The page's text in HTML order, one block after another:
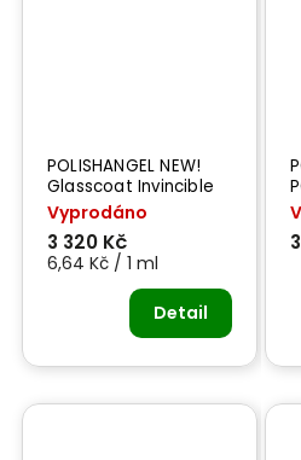
POLISHANGEL NEW!
Glasscoat Invincible
Primer Spritz 500 ml -
PÉČE O NÁROČNÝ LAK
Vyprodáno
3 320 Kč
6,64 Kč / 1 ml
Detail